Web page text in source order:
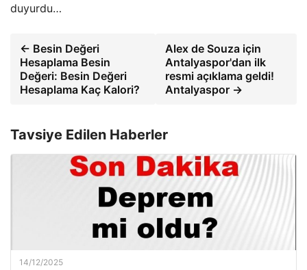
duyurdu…
← Besin Değeri
Hesaplama Besin
Değeri: Besin Değeri
Hesaplama Kaç Kalori?
Alex de Souza için
Antalyaspor'dan ilk
resmi açıklama geldi!
Antalyaspor →
Tavsiye Edilen Haberler
14/12/2025